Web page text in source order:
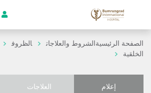
الصفحة الرئيسيةالشروط والعلاجات الظروف
الخلقية
إعلام العلاجات